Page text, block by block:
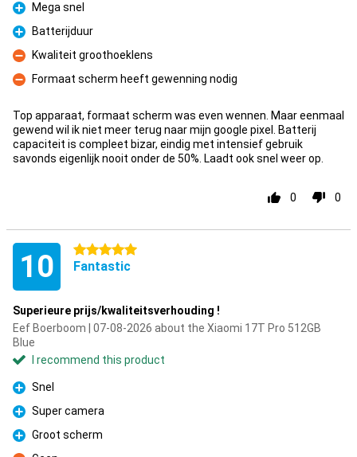
Pro
Mega snel
Pro
Batterijduur
Con
Kwaliteit groothoeklens
Con
Formaat scherm heeft gewenning nodig
Top apparaat, formaat scherm was even wennen. Maar eenmaal
gewend wil ik niet meer terug naar mijn google pixel. Batterij
capaciteit is compleet bizar, eindig met intensief gebruik
savonds eigenlijk nooit onder de 50%. Laadt ook snel weer op.
0 0
10 5 stars
Fantastic
Superieure prijs/kwaliteitsverhouding !
Eef Boerboom | 07-08-2026 about the Xiaomi 17T Pro 512GB
Blue
I recommend this product
Pro
Snel
Pro
Super camera
Pro
Groot scherm